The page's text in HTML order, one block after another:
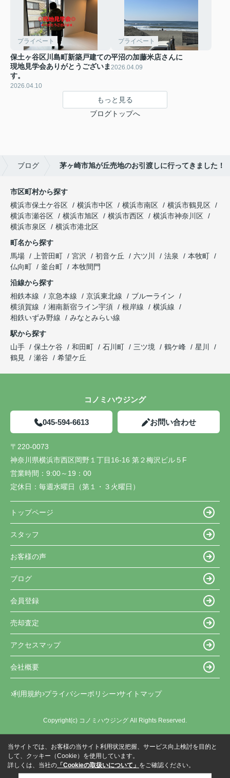
プライベート
保土ヶ谷区川島町新築戸建ての
現地見学会ありがとうございま
す。
2026.04.10
プライベート
平沼の加藤米店さんに
2026.04.09
もっと見る
ブログトップへ
ブログ 茅ヶ崎市旭が丘売地のお引渡しに行ってきました！
市区町村から探す
横浜市保土ケ谷区
横浜市中区 横浜市南区
横浜市鶴見区
横浜市瀬谷区
横浜市旭区 横浜市西区
横浜市神奈川区
横浜市泉区
横浜市港北区
町名から探す
馬場
上菅田町 宮沢 初音ケ丘 六ツ川 法泉
本牧町
仏向町
釜台町
本牧間門
沿線から探す
相鉄本線
京急本線 京浜東北線
ブルーライン
横須賀線
湘南新宿ライン宇須 根岸線
横浜線
相鉄いずみ野線
みなとみらい線
駅から探す
山手
保土ケ谷 和田町 石川町 三ツ境 鶴ケ峰
星川
鶴見
瀬谷 希望ケ丘
コノミハウジング
045-594-6613 お問い合わせ
〒220-0073
神奈川県横浜市西区岡野１丁目16-16 第２梅沢ビル５F
営業時間： 9:00～19：00
定休日： 毎週水曜日（第１・３火曜日）
トップページ
スタッフ
お客様の声
ブログ
会員登録
売却査定
アクセスマップ
会社概要
利用規約 プライバシーポリシー サイトマップ
Copyright(c) コノミハウジング All Rights Reserved.
当サイトでは、お客様の当サイト利用状況把握、サービス向上検討を目的と
して、クッキー（Cookie）を使用しています。
詳しくは、当社の 「Cookieの取扱いについて」 をご確認ください。